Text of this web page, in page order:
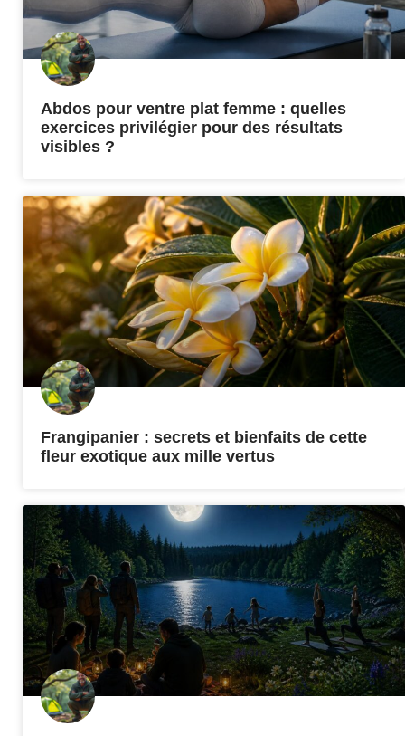
Abdos pour ventre plat femme : quelles
exercices privilégier pour des résultats
visibles ?
Frangipanier : secrets et bienfaits de cette
fleur exotique aux mille vertus